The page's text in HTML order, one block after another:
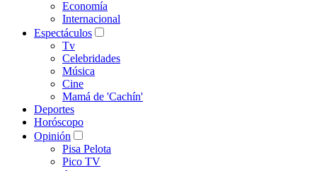
Economía
Internacional
Espectáculos
Tv
Celebridades
Música
Cine
Mamá de 'Cachín'
Deportes
Horóscopo
Opinión
Pisa Pelota
Pico TV